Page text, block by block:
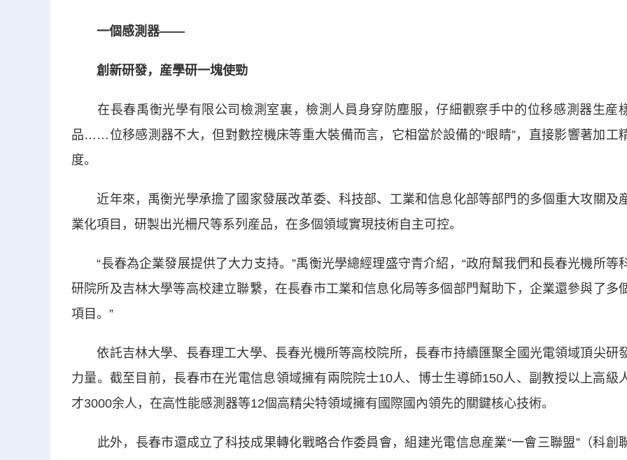
一個感測器——
創新研發，産學研一塊使勁
在長春禹衡光學有限公司檢測室裏，檢測人員身穿防塵服，仔細觀察手中的位移感測器生産
品……位移感測器不大，但對數控機床等重大裝備而言，它相當於設備的“眼睛”，直接影響著加工
度。
近年來，禹衡光學承擔了國家發展改革委、科技部、工業和信息化部等部門的多個重大攻關及
業化項目，研製出光柵尺等系列産品，在多個領域實現技術自主可控。
“長春為企業發展提供了大力支持。”禹衡光學總經理盛守青介紹，“政府幫我們和長春光機所等
研院所及吉林大學等高校建立聯繫，在長春市工業和信息化局等多個部門幫助下，企業還參與了多
項目。”
依託吉林大學、長春理工大學、長春光機所等高校院所，長春市持續匯聚全國光電領域頂尖研
力量。截至目前，長春市在光電信息領域擁有兩院院士10人、博士生導師150人、副教授以上高級
才3000余人，在高性能感測器等12個高精尖特領域擁有國際國內領先的關鍵核心技術。
此外，長春市還成立了科技成果轉化戰略合作委員會，組建光電信息産業“一會三聯盟”（科創